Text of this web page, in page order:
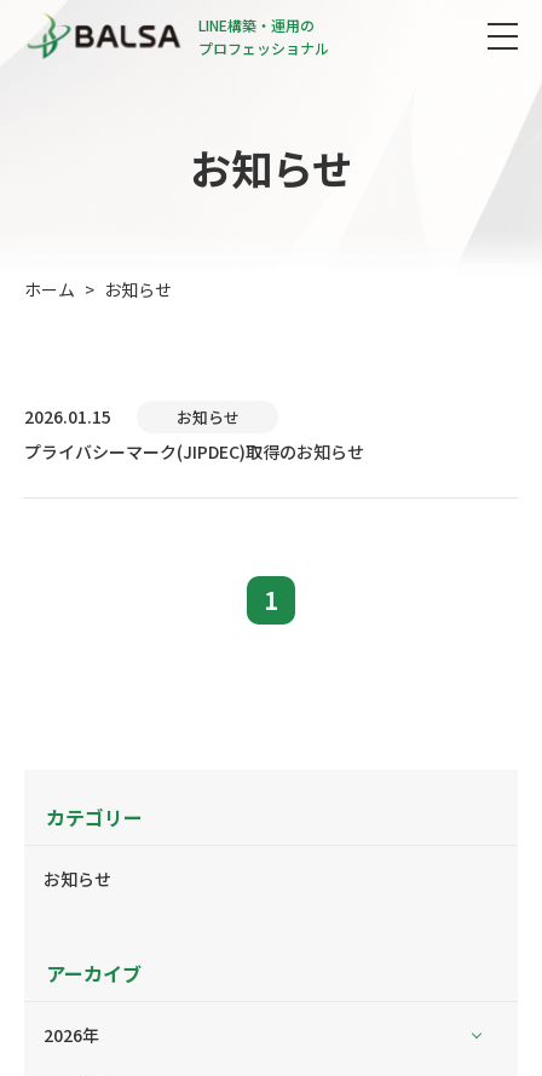
LINE構築・運用の
プロフェッショナル
お知らせ
ホーム お知らせ
2026.01.15 お知らせ
プライバシーマーク(JIPDEC)取得のお知らせ
1
カテゴリー
お知らせ
アーカイブ
2026年